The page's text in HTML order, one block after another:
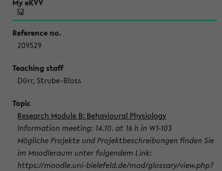
209529
Dürr, Strube-Bloss
Research Module B: Behavioural Physiology
Information meeting: 14.10. at 16 h in W1-103
Mögliche Projekte und Projektbeschreibungen finden Sie
im Moodleraum unter folgendem Link:
https://moodle.uni-bielefeld.de/mod/glossary/view.php?